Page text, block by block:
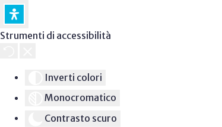
Strumenti di accessibilità
Inverti colori
Monocromatico
Contrasto scuro